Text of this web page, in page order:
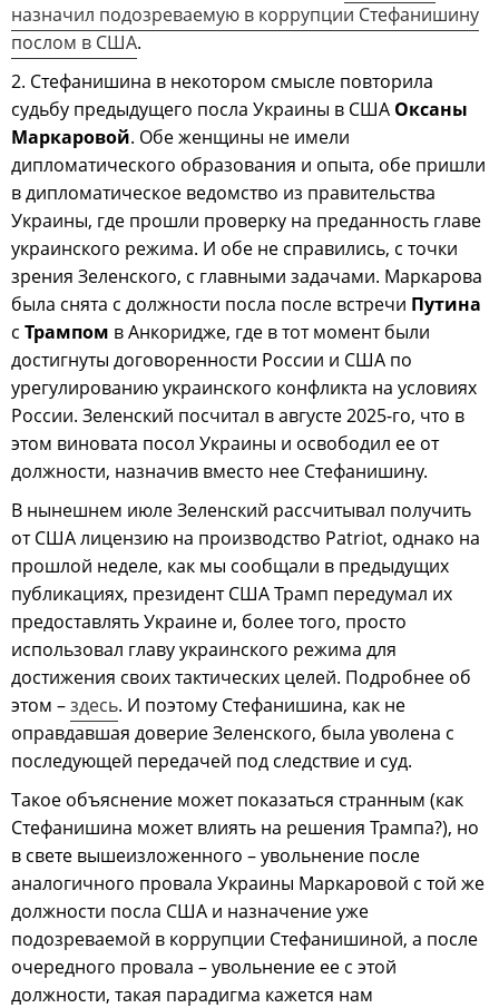
назначил подозреваемую в коррупции Стефанишину
послом в США.
2. Стефанишина в некотором смысле повторила
судьбу предыдущего посла Украины в США Оксаны
Маркаровой. Обе женщины не имели
дипломатического образования и опыта, обе пришли
в дипломатическое ведомство из правительства
Украины, где прошли проверку на преданность главе
украинского режима. И обе не справились, с точки
зрения Зеленского, с главными задачами. Маркарова
была снята с должности посла после встречи Путина
с Трампом в Анкоридже, где в тот момент были
достигнуты договоренности России и США по
урегулированию украинского конфликта на условиях
России. Зеленский посчитал в августе 2025-го, что в
этом виновата посол Украины и освободил ее от
должности, назначив вместо нее Стефанишину.
В нынешнем июле Зеленский рассчитывал получить
от США лицензию на производство Patriot, однако на
прошлой неделе, как мы сообщали в предыдущих
публикациях, президент США Трамп передумал их
предоставлять Украине и, более того, просто
использовал главу украинского режима для
достижения своих тактических целей. Подробнее об
этом –здесь. И поэтому Стефанишина, как не
оправдавшая доверие Зеленского, была уволена с
последующей передачей под следствие и суд.
Такое объяснение может показаться странным (как
Стефанишина может влиять на решения Трампа?), но
в свете вышеизложенного – увольнение после
аналогичного провала Украины Маркаровой с той же
должности посла США и назначение уже
подозреваемой в коррупции Стефанишиной, а после
очередного провала – увольнение ее с этой
должности, такая парадигма кажется нам